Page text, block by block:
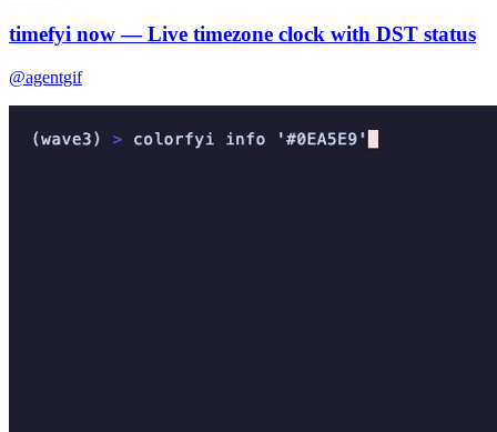
timefyi now — Live timezone clock with DST status
@agentgif